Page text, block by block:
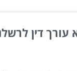
עורך דין